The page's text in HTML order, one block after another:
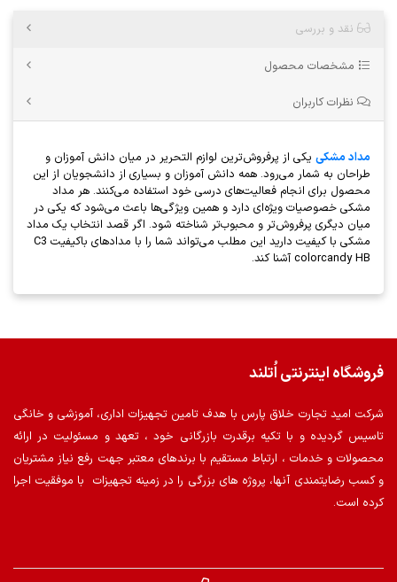
نقد و بررسی
مشخصات محصول
نظرات کاربران
مداد مشکی یکی از پرفروش‌ترین لوازم التحریر در میان دانش آموزان و
طراحان به شمار می‌رود. همه دانش آموزان و بسیاری از دانشجویان از این
محصول برای انجام فعالیت‌های درسی خود استفاده می‌کنند. هر مداد
مشکی خصوصیات ویژه‌ای دارد و همین ویژگی‌ها باعث می‌شود که یکی در
میان دیگری پرفروش‌تر و محبوب‌تر شناخته شود. اگر قصد انتخاب یک مداد
مشکی با کیفیت دارید این مطلب می‌تواند شما را با مدادهای باکیفیت C3
colorcandy HB آشنا کند.
فروشگاه اینترنتی اُتلند
شرکت امید تجارت خلاق پارس با هدف تامین تجهیزات اداری، آموزشی و خانگی
تاسیس گردیده و با تکیه برقدرت بازرگانی خود ، تعهد و مسئولیت در ارائه
محصولات و خدمات ، ارتباط مستقیم با برندهای معتبر جهت رفع نیاز مشتریان
و کسب رضایتمندی آنها، پروژه های بزرگی را در زمینه تجهیزات با موفقیت اجرا
کرده است.